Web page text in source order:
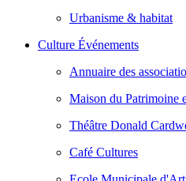
Urbanisme & habitat
Culture Événements
Annuaire des
Maison du Patrimoine
Théâtre Donald
Café Cultures